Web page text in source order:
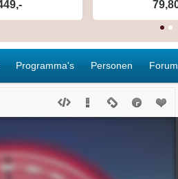
Programma's Personen Forum